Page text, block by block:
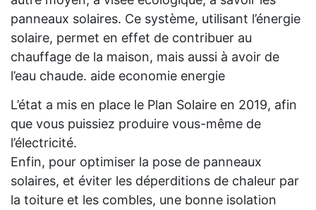
panneaux solaires. Ce système, utilisant l’énergie
solaire, permet en effet de contribuer au
chauffage de la maison, mais aussi à avoir de
l’eau chaude. aide economie energie
L’état a mis en place le Plan Solaire en 2019, afin
que vous puissiez produire vous-même de
l’électricité.
Enfin, pour optimiser la pose de panneaux
solaires, et éviter les déperditions de chaleur par
la toiture et les combles, une bonne isolation